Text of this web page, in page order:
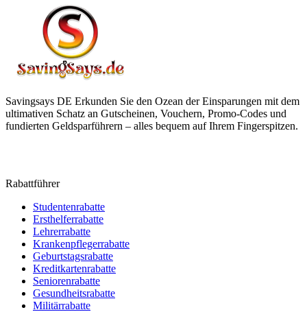
Savingsays DE Erkunden Sie den Ozean der Einsparungen mit dem
ultimativen Schatz an Gutscheinen, Vouchern, Promo-Codes und
fundierten Geldsparführern – alles bequem auf Ihrem Fingerspitzen.
Rabattführer
Studentenrabatte
Ersthelferrabatte
Lehrerrabatte
Krankenpflegerrabatte
Geburtstagsrabatte
Kreditkartenrabatte
Seniorenrabatte
Gesundheitsrabatte
Militärrabatte